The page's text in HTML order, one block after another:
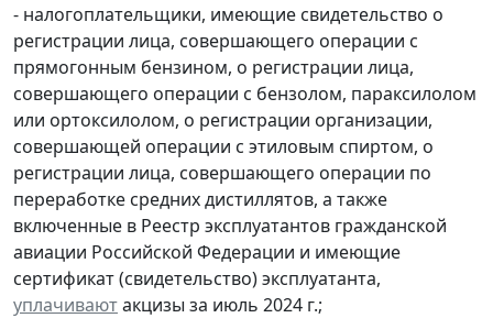
- налогоплательщики, имеющие свидетельство о
регистрации лица, совершающего операции с
прямогонным бензином, о регистрации лица,
совершающего операции с бензолом, параксилолом
или ортоксилолом, о регистрации организации,
совершающей операции с этиловым спиртом, о
регистрации лица, совершающего операции по
переработке средних дистиллятов, а также
включенные в Реестр эксплуатантов гражданской
авиации Российской Федерации и имеющие
сертификат (свидетельство) эксплуатанта,
уплачиваютакцизы за июль 2024 г.;